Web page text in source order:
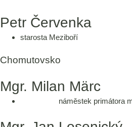
Petr Červenka
starosta Meziboří
Chomutovsko
Mgr. Milan Märc
náměstek primátora